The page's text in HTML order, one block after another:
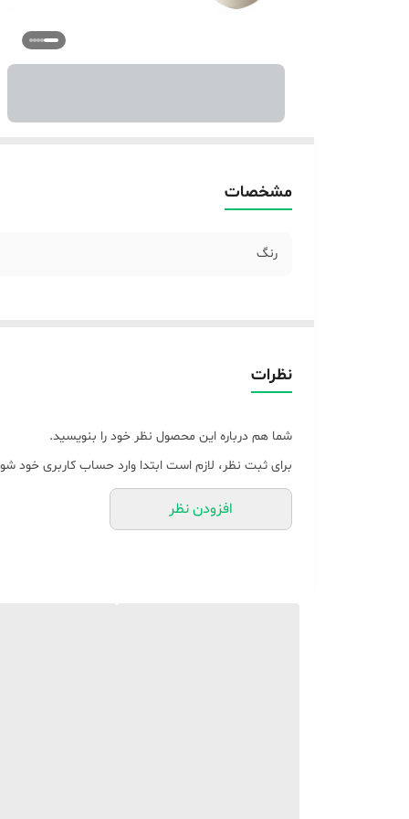
مشخصات
رنگ
نظرات
شما هم درباره این محصول نظر خود را بنویسید.
برای ثبت نظر، لازم است ابتدا وارد حساب کاربری خود
افزودن نظر